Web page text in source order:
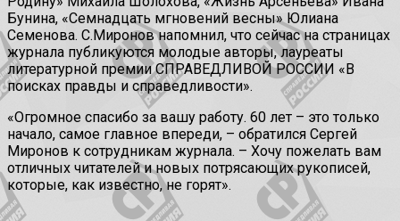
Бунина, «Семнадцать мгновений весны» Юлиана
Семенова. С.Миронов напомнил, что сейчас на страницах
журнала публикуются молодые авторы, лауреаты
литературной премии СПРАВЕДЛИВОЙ РОССИИ «В
поисках правды и справедливости».
«Огромное спасибо за вашу работу. 60 лет – это только
начало, самое главное впереди, – обратился Сергей
Миронов к сотрудникам журнала. – Хочу пожелать вам
отличных читателей и новых потрясающих рукописей,
которые, как известно, не горят».